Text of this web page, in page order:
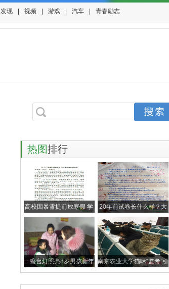
发现 视频 游戏 汽车 青春励志
热图排行
高校因暴雪提前放寒假 学
生：终于
20年前试卷长什么样？大
学生晒爷爷
一盏台灯照亮8岁男孩新年
愿望
南京农业大学猫咪“监考”引
围观